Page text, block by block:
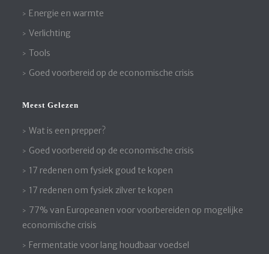
Energie en warmte
Verlichting
Tools
Goed voorbereid op de economische crisis
Meest Gelezen
Wat is een prepper?
Goed voorbereid op de economische crisis
17 redenen om fysiek goud te kopen
17 redenen om fysiek zilver te kopen
77% van Europeanen voor voorbereiden op mogelijke
economische crisis
Fermentatie voor lang houdbaar voedsel